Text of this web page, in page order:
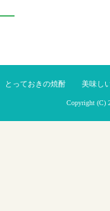
とっておきの焼酎 美味し
Copyright (C)